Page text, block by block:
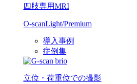
四肢専用MRI
O-scanLight/Premium
導入事例
症例集
立位・荷重位での撮影